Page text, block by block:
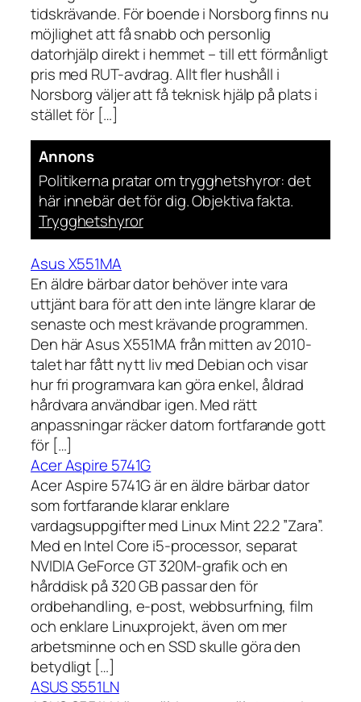
tidskrävande. För boende i Norsborg finns nu
möjlighet att få snabb och personlig
datorhjälp direkt i hemmet – till ett förmånligt
pris med RUT-avdrag. Allt fler hushåll i
Norsborg väljer att få teknisk hjälp på plats i
stället för […]
Annons
Politikerna pratar om trygghetshyror: det
här innebär det för dig. Objektiva fakta.
Trygghetshyror
Asus X551MA
En äldre bärbar dator behöver inte vara
uttjänt bara för att den inte längre klarar de
senaste och mest krävande programmen.
Den här Asus X551MA från mitten av 2010-
talet har fått nytt liv med Debian och visar
hur fri programvara kan göra enkel, åldrad
hårdvara användbar igen. Med rätt
anpassningar räcker datorn fortfarande gott
för […]
Acer Aspire 5741G
Acer Aspire 5741G är en äldre bärbar dator
som fortfarande klarar enklare
vardagsuppgifter med Linux Mint 22.2 ”Zara”.
Med en Intel Core i5-processor, separat
NVIDIA GeForce GT 320M-grafik och en
hårddisk på 320 GB passar den för
ordbehandling, e-post, webbsurfning, film
och enklare Linuxprojekt, även om mer
arbetsminne och en SSD skulle göra den
betydligt […]
ASUS S551LN